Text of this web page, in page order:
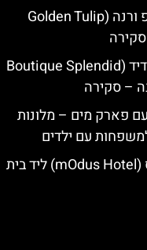
גולדן טוליפ ורנה (Golden Tulip
מלון ספלנדיד (Boutique Splendid
עם פארק מים – מלונות
עם ילדים
מלון מודוס (mOdus Hotel) ליד בית